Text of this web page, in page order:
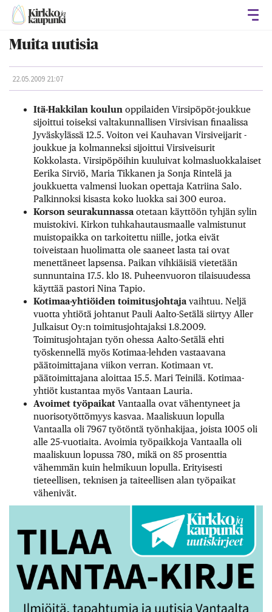
Muita uutisia
22.05.2009 21:07
Itä-Hakkilan koulun oppilaiden Virsipöpöt-joukkue
sijoittui toiseksi valtakunnallisen Virsivisan finaalissa
Jyväskylässä 12.5. Voiton vei Kauhavan Virsiveijarit -
joukkue ja kolmanneksi sijoittui Virsiveisurit
Kokkolasta. Virsipöpöihin kuuluivat kolmasluokkalaiset
Eerika Sirviö, Maria Tikkanen ja Sonja Rintelä ja
joukkuetta valmensi luokan opettaja Katriina Salo.
Palkinnoksi kisasta koko luokka sai 300 euroa.
Korson seurakunnassa otetaan käyttöön tyhjän sylin
muistokivi. Kirkon tuhkahautausmaalle valmistunut
muistopaikka on tarkoitettu niille, jotka eivät
toiveistaan huolimatta ole saaneet lasta tai ovat
menettäneet lapsensa. Paikan vihkiäisiä vietetään
sunnuntaina 17.5. klo 18. Puheenvuoron tilaisuudessa
käyttää pastori Nina Tapio.
Kotimaa-yhtiöiden toimitusjohtaja vaihtuu. Neljä
vuotta yhtiötä johtanut Pauli Aalto-Setälä siirtyy Aller
Julkaisut Oy:n toimitusjohtajaksi 1.8.2009.
Toimitusjohtajan työn ohessa Aalto-Setälä ehti
työskennellä myös Kotimaa-lehden vastaavana
päätoimittajana viikon verran. Kotimaan vt.
päätoimittajana aloittaa 15.5. Mari Teinilä. Kotimaa-
yhtiöt kustantaa myös Vantaan Lauria.
Avoimet työpaikat Vantaalla ovat vähentyneet ja
nuorisotyöttömyys kasvaa. Maaliskuun lopulla
Vantaalla oli 7967 työtöntä työnhakijaa, joista 1005 oli
alle 25-vuotiaita. Avoimia työpaikkoja Vantaalla oli
maaliskuun lopussa 780, mikä on 85 prosenttia
vähemmän kuin helmikuun lopulla. Erityisesti
tieteellisen, teknisen ja taiteellisen alan työpaikat
vähenivät.